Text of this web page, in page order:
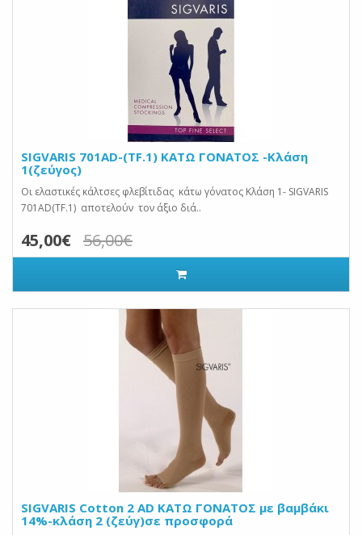
SIGVARIS 701AD-(TF.1) ΚΑΤΩ ΓΟΝΑΤΟΣ -Κλάση
1(ζεύγος)
Οι ελαστικές κάλτσες φλεβίτιδας κάτω γόνατος Κλάση 1- SIGVARIS
701AD(TF.1) αποτελούν τον άξιο διά..
45,00€ 56,00€
SIGVARIS Cotton 2 AD ΚΑΤΩ ΓΟΝΑΤΟΣ με βαμβάκι
14%-κλάση 2 (ζεύγ)σε προσφορά